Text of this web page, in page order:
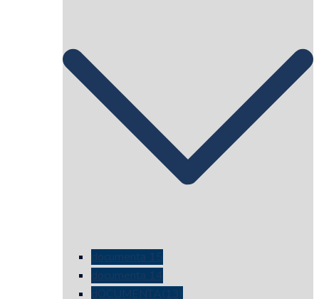
documenta 15
documenta 14
dOCUMENTA(13)